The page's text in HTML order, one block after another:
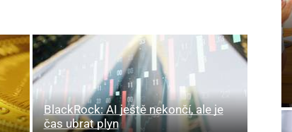
BlackRock: AI ještě nekončí, ale je
čas ubrat plyn